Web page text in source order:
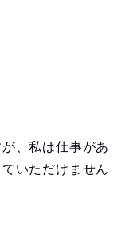
、私は仕事があ
いただけません